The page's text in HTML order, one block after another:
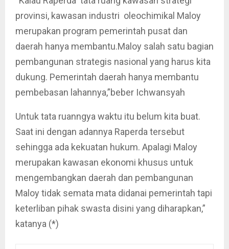
provinsi, kawasan industri oleochimikal Maloy
merupakan program pemerintah pusat dan
daerah hanya membantu.Maloy salah satu bagian
pembangunan strategis nasional yang harus kita
dukung. Pemerintah daerah hanya membantu
pembebasan lahannya,”beber Ichwansyah
Untuk tata ruanngya waktu itu belum kita buat.
Saat ini dengan adannya Raperda tersebut
sehingga ada kekuatan hukum. Apalagi Maloy
merupakan kawasan ekonomi khusus untuk
mengembangkan daerah dan pembangunan
Maloy tidak semata mata didanai pemerintah tapi
keterliban pihak swasta disini yang diharapkan,”
katanya (*)